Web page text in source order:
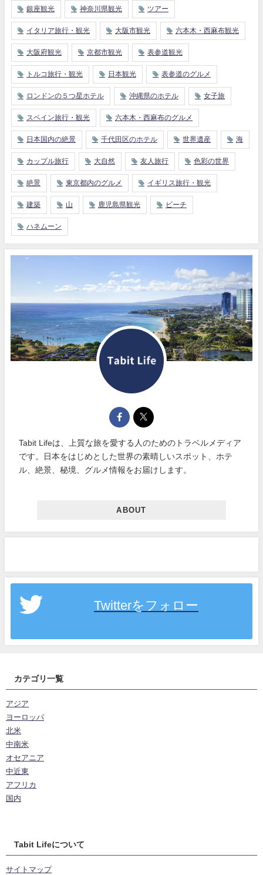
銀座観光 神奈川県観光 ツアー
イタリア旅行・観光 大阪市観光 六本木・西麻布観光
大阪府観光 京都市観光 表参道観光
トルコ旅行・観光 日本観光 表参道のグルメ
ロンドンの５つ星ホテル 沖縄県のホテル 女子旅
スペイン旅行・観光 六本木・西麻布のグルメ
日本国内の絶景 千代田区のホテル 世界遺産 海
カップル旅行 大自然 友人旅行 色彩の世界
絶景 東京都内のグルメ イギリス旅行・観光
建築 山 鹿児島県観光 ビーチ
ハネムーン
Tabit Lifeは、上質な旅を愛する人のためのトラベルメディア
です。日本をはじめとした世界の素晴しいスポット、ホテ
ル、絶景、秘境、グルメ情報をお届けします。
ABOUT
Twitterをフォロー
カテゴリ一覧
アジア
ヨーロッパ
北米
中南米
オセアニア
中近東
アフリカ
国内
Tabit Lifeについて
サイトマップ